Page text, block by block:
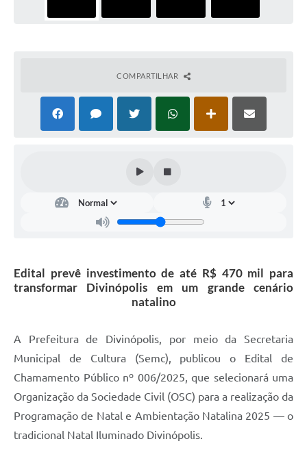
COMPARTILHAR
Edital prevê investimento de até R$ 470 mil para
transformar Divinópolis em um grande cenário
natalino
A Prefeitura de Divinópolis, por meio da Secretaria
Municipal de Cultura (Semc), publicou o Edital de
Chamamento Público nº 006/2025, que selecionará uma
Organização da Sociedade Civil (OSC) para a realização da
Programação de Natal e Ambientação Natalina 2025 — o
tradicional Natal Iluminado Divinópolis.